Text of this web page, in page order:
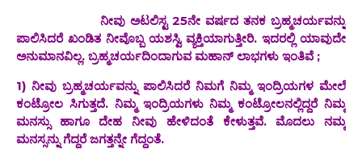
ನೀವು ಅಟಲಿಸ್ಟ 25ನೇ ವರ್ಷದ ತನಕ ಬ್ರಹ್ಮಚರ್ಯವನ್ನು
ಪಾಲಿಸಿದರೆ ಖಂಡಿತ ನೀವೊಬ್ಬ ಯಶಸ್ವಿ ವ್ಯಕ್ತಿಯಾಗುತ್ತೀರಿ. ಇದರಲ್ಲಿ ಯಾವುದೇ
ಅನುಮಾನವಿಲ್ಲ‌. ಬ್ರಹ್ಮಚರ್ಯದಿಂದಾಗುವ ಮಹಾನ್ ಲಾಭಗಳು ಇಂತಿವೆ ;
1) ನೀವು ಬ್ರಹ್ಮಚರ್ಯವನ್ನು ಪಾಲಿಸಿದರೆ ನಿಮಗೆ ನಿಮ್ಮ ಇಂದ್ರಿಯಗಳ ಮೇಲೆ
ಕಂಟ್ರೋಲ ಸಿಗುತ್ತದೆ. ನಿಮ್ಮ ಇಂದ್ರಿಯಗಳು ನಿಮ್ಮ ಕಂಟ್ರೋಲನಲ್ಲಿದ್ದರೆ ನಿಮ್ಮ
ಮನಸ್ಸು ಹಾಗೂ ದೇಹ ನೀವು ಹೇಳಿದಂತೆ ಕೇಳುತ್ತವೆ. ಮೊದಲು ನಮ್ಮ
ಮನಸ್ಸನ್ನು ಗೆದ್ದರೆ ಜಗತ್ತನ್ನೇ ಗೆದ್ದಂತೆ.